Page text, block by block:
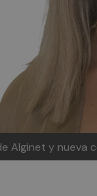
Alginet y